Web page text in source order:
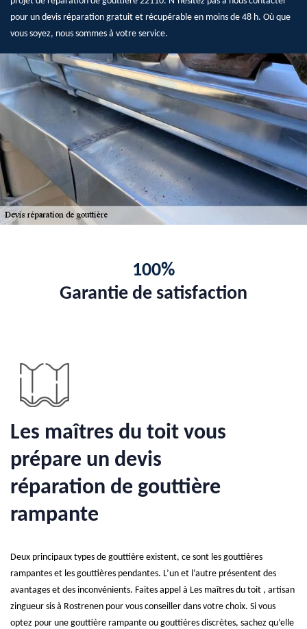
pour un devis réparation gratuit et récupérable en moins de 48 h. Où que
vous soyez, nous sommes à votre service.
100%
Garantie de satisfaction
Les maîtres du toit vous
prépare un devis
réparation de gouttière
rampante
Deux principaux types de gouttière existent, ce sont les gouttières
rampantes et les gouttières pendantes. L’un et l’autre présentent des
avantages et des inconvénients. Faites appel à Les maîtres du toit , artisan
zingueur sis à Rostrenen pour vous conseiller dans votre choix. Si vous
optez pour une gouttière rampante ou gouttières discrètes, sachez qu’elle